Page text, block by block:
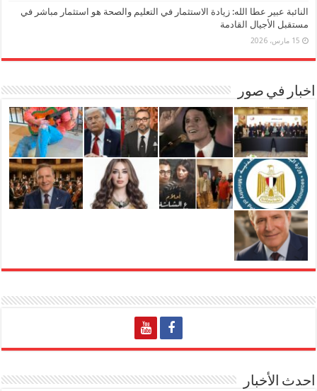
النائبة عبير عطا الله: زيادة الاستثمار في التعليم والصحة هو استثمار مباشر في
مستقبل الأجيال القادمة
15 مارس، 2026
اخبار في صور
احدث الأخبار